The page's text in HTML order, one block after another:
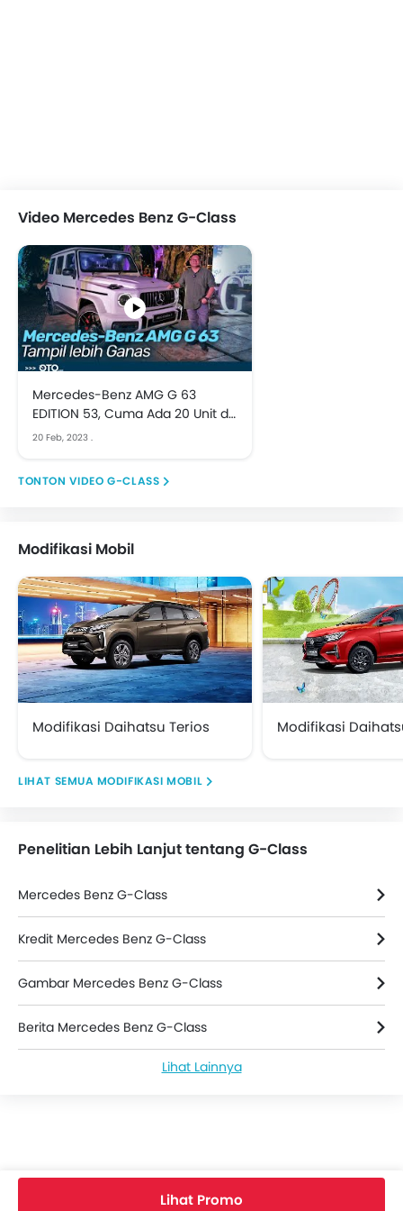
Video Mercedes Benz G-Class
Mercedes-Benz AMG G 63
EDITION 53, Cuma Ada 20 Unit di
Indonesia | First Impression
20 Feb, 2023 .
VIDEO G-CLASS
Modifikasi Mobil
Modifikasi Daihatsu Terios Modifikasi
MODIFIKASI MOBIL
Penelitian Lebih Lanjut tentang G-Class
Mercedes Benz G-Class
Kredit Mercedes Benz G-Class
Gambar Mercedes Benz G-Class
Berita Mercedes Benz G-Class
Mercedes Benz G-Class Spesifikasi
Lihat Lainnya
Lihat Promo